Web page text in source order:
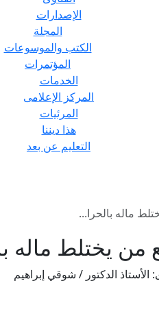
الإصدارات
المجلة
الكتب والموسوعات
المؤتمرات
الخدمات
المركز الإعلامى
المرئيات
هذا ديننا
التعليم عن بعد
ماله بالحرا...
من يختلط ماله
الأستاذ الدكتور / شوقي إبراهيم